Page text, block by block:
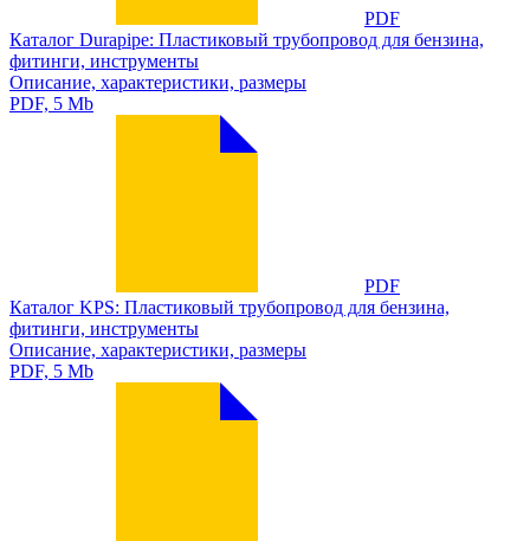
PDF
Каталог Durapipe: Пластиковый трубопровод для бензина,
фитинги, инструменты
Описание, характеристики, размеры
PDF, 5 Mb
PDF
Каталог KPS: Пластиковый трубопровод для бензина,
фитинги, инструменты
Описание, характеристики, размеры
PDF, 5 Mb